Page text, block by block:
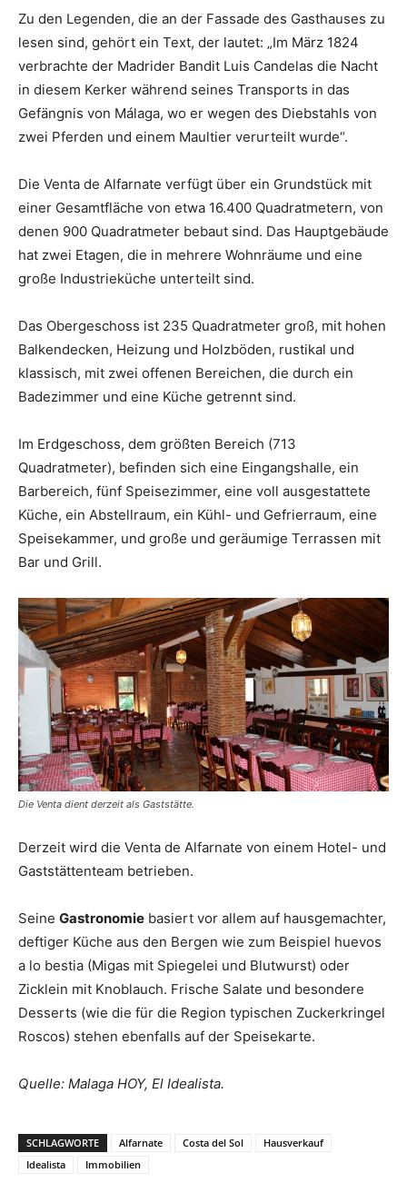
Zu den Legenden, die an der Fassade des Gasthauses zu
lesen sind, gehört ein Text, der lautet: „Im März 1824
verbrachte der Madrider Bandit Luis Candelas die Nacht
in diesem Kerker während seines Transports in das
Gefängnis von Málaga, wo er wegen des Diebstahls von
zwei Pferden und einem Maultier verurteilt wurde“.
Die Venta de Alfarnate verfügt über ein Grundstück mit
einer Gesamtfläche von etwa 16.400 Quadratmetern, von
denen 900 Quadratmeter bebaut sind. Das Hauptgebäude
hat zwei Etagen, die in mehrere Wohnräume und eine
große Industrieküche unterteilt sind.
Das Obergeschoss ist 235 Quadratmeter groß, mit hohen
Balkendecken, Heizung und Holzböden, rustikal und
klassisch, mit zwei offenen Bereichen, die durch ein
Badezimmer und eine Küche getrennt sind.
Im Erdgeschoss, dem größten Bereich (713
Quadratmeter), befinden sich eine Eingangshalle, ein
Barbereich, fünf Speisezimmer, eine voll ausgestattete
Küche, ein Abstellraum, ein Kühl- und Gefrierraum, eine
Speisekammer, und große und geräumige Terrassen mit
Bar und Grill.
Die Venta dient derzeit als Gaststätte.
Derzeit wird die Venta de Alfarnate von einem Hotel- und
Gaststättenteam betrieben.
Seine Gastronomie basiert vor allem auf hausgemachter,
deftiger Küche aus den Bergen wie zum Beispiel huevos
a lo bestia (Migas mit Spiegelei und Blutwurst) oder
Zicklein mit Knoblauch. Frische Salate und besondere
Desserts (wie die für die Region typischen Zuckerkringel
Roscos) stehen ebenfalls auf der Speisekarte.
Quelle: Malaga HOY, El Idealista.
SCHLAGWORTE Alfarnate Costa del Sol
Hausverkauf
Idealista
Immobilien